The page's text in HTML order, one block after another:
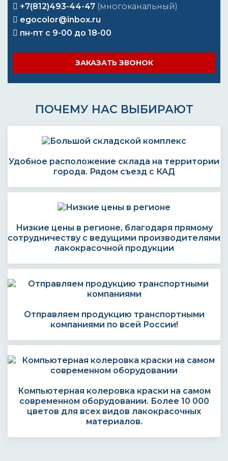
+7(812)493-44-47 (многоканальный)
egocolor@inbox.ru
пн-пт с 9-00 до 18-00
ЗАКАЗАТЬ ЗВОНОК
ПОЧЕМУ НАС ВЫБИРАЮТ
Удобное расположение склада на территории
города. Рядом съезд с КАД
Низкие цены в регионе, благодаря прямому
сотрудничеству с ведущими производителями
лакокрасочной продукции
Отправляем продукцию транспортными
компаниями по всей России!
Компьютерная колеровка краски на самом
современном оборудовании. Более 10 000
цветов для всех видов лакокрасочных
материалов.